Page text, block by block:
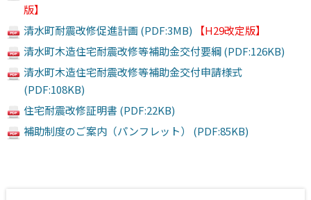
版】
清水町耐震改修促進計画 (PDF:3MB)
【H29改定版】
清水町木造住宅耐震改修等補助金交付要綱 (PDF:126KB)
清水町木造住宅耐震改修等補助金交付申請様式
(PDF:108KB)
住宅耐震改修証明書 (PDF:22KB)
補助制度のご案内（パンフレット） (PDF:85KB)